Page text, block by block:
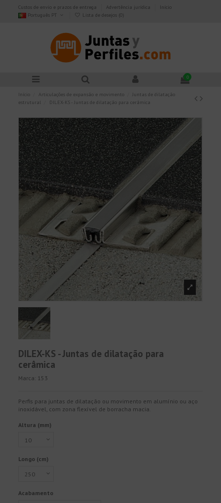
Custos de envio e prazos de entrega Advertência jurídica
Início
Português PT
Lista de desejos (0)
0
Início Articulações de expansão e movimento
Juntas de dilatação
estrutural
DILEX-KS - Juntas de dilatação para cerâmica
DILEX-KS - Juntas de dilatação para
cerâmica
Marca: 153
Perfis para juntas de dilatação ou movimento em alumínio ou aço
inoxidável, com zona flexível de borracha macia.
Altura (mm)
Longo (cm)
Acabamento